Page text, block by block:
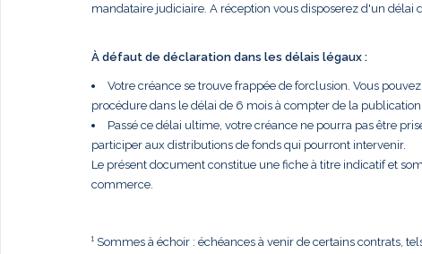
mandataire judiciaire. A réception vous disposerez d'un délai
À défaut de déclaration dans les délais légaux :
Votre créance se trouve frappée de forclusion. Vous
procédure dans le délai de 6 mois à compter de la
Passé ce délai ultime, votre créance ne pourra pas être
participer aux distributions de fonds qui pourront intervenir.
Le présent document constitue une fiche à titre indicatif et
commerce.
¹ Sommes à échoir : échéances à venir de certains contrats,